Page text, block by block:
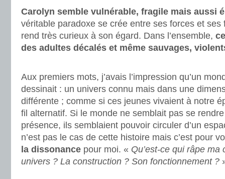
Carolyn semble vulnérable, fragile mais aussi
véritable paradoxe se crée entre ses forces et
rend très curieux à son égard. Dans l’ensemble,
des adultes décalés et même sauvages,
Aux premiers mots, j’avais l’impression qu’un
dessinait : un univers connu mais dans une
différente ; comme si ces jeunes vivaient à notre
fil alternatif. Si le monde ne semblait pas se
présence, ils semblaient pouvoir circuler d’un
n’est pas le cas de cette histoire mais c’est pour
la dissonance pour moi. « Qu’est-ce qui râpe
univers ? La construction ? Son fonctionnement ?